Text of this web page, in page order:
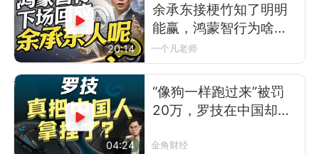
20:14
余承东接梗竹知了明明
能赢，鸿蒙智行为啥不
让？
一个凡老师
04:24
“像狗一样跑过来”被罚
20万，罗技在中国却卖
金角财经